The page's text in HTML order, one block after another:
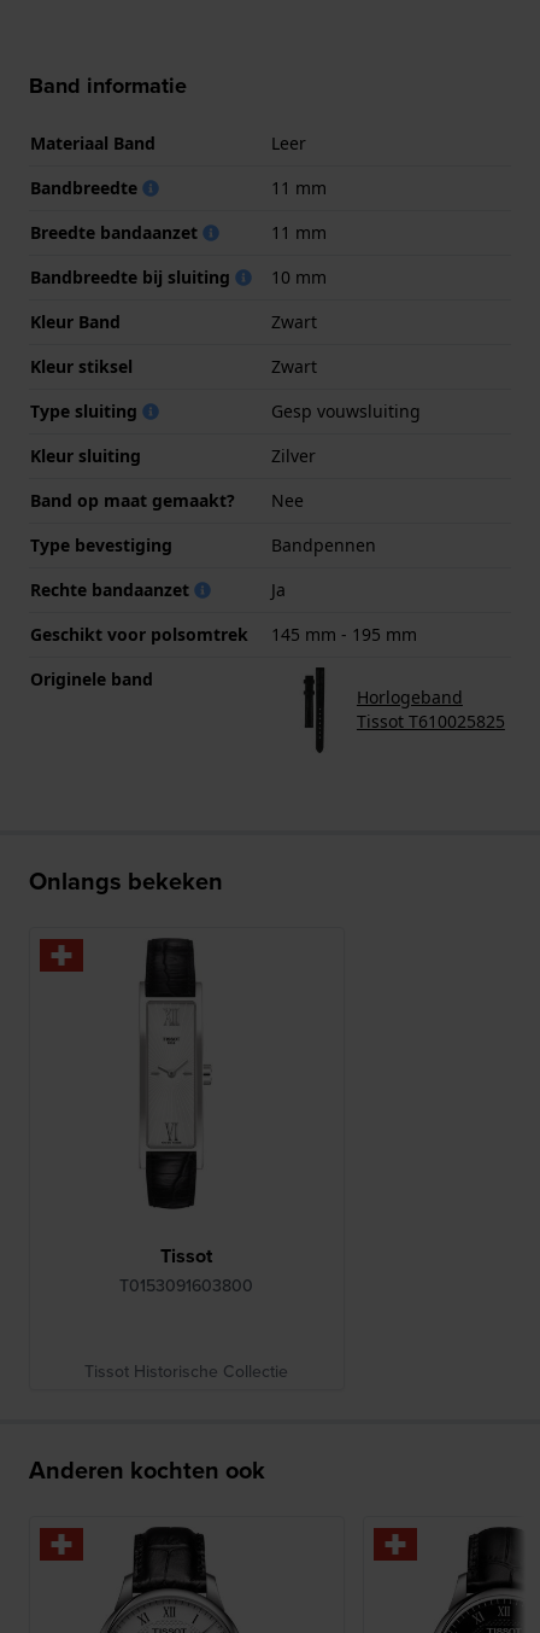
Band informatie
Materiaal Band
Leer
Bandbreedte
11 mm
Breedte bandaanzet
11 mm
Bandbreedte bij sluiting
10 mm
Kleur Band
Zwart
Kleur stiksel
Zwart
Type sluiting
Gesp vouwsluiting
Kleur sluiting
Zilver
Band op maat gemaakt?
Nee
Type bevestiging
Bandpennen
Rechte bandaanzet
Ja
Geschikt voor polsomtrek
145 mm - 195 mm
Originele band
Horlogeband
Tissot T610025825
Onlangs bekeken
Tissot
T0153091603800
Tissot Historische Collectie
Anderen kochten ook